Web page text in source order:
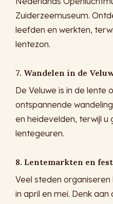
Zuiderzeemuseum.
leefden en werkten,
lentezon.
7. Wandelen in de
De Veluwe is in de lente
ontspannende
en heidevelden, terwijl u
lentegeuren.
8. Lentemarkten en
Veel steden
in april en mei. Denk